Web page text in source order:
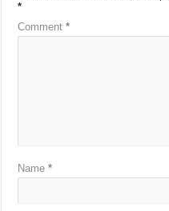
*
Comment*
Name*